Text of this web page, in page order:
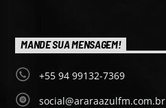
MANDE SUA MENSAGEM!
+55 94 99132-7369
social@araraazulfm.com.br